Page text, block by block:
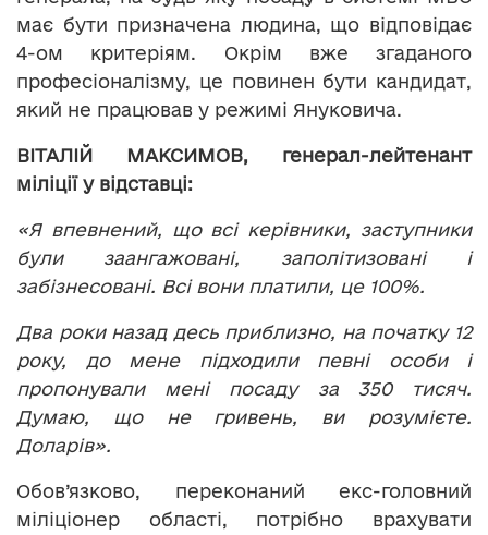
має бути призначена людина, що відповідає
4-ом критеріям. Окрім вже згаданого
професіоналізму, це повинен бути кандидат,
який не працював у режимі Януковича.
ВІТАЛІЙ МАКСИМОВ, генерал-лейтенант
міліції у відставці:
«Я впевнений, що всі керівники, заступники
були заангажовані, заполітизовані і
забізнесовані. Всі вони платили, це 100%.
Два роки назад десь приблизно, на початку 12
року, до мене підходили певні особи і
пропонували мені посаду за 350 тисяч.
Думаю, що не гривень, ви розумієте.
Доларів».
Обов’язково, переконаний екс-головний
міліціонер області, потрібно врахувати